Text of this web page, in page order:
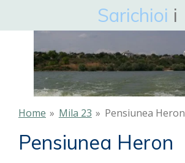
hoofdinhoud
Sarichioi i
Home » Mila 23 » Pensiunea Heron
Pensiunea Heron